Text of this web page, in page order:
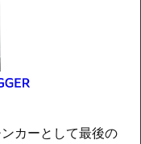
カーとして最後の